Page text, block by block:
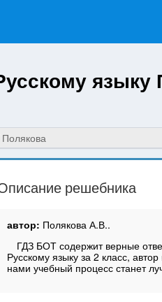
языку
Полякова
решебника
автор: Полякова А.В..
ГДЗ БОТ содержит верные
Русскому языку за 2 класс,
нами учебный процесс станет